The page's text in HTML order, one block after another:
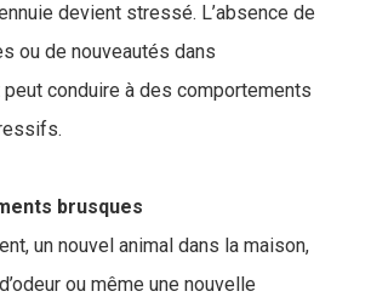
devient stressé. L’absence de
ou de nouveautés dans
peut conduire à des comportements
brusques
un nouvel animal dans la maison,
ou même une nouvelle